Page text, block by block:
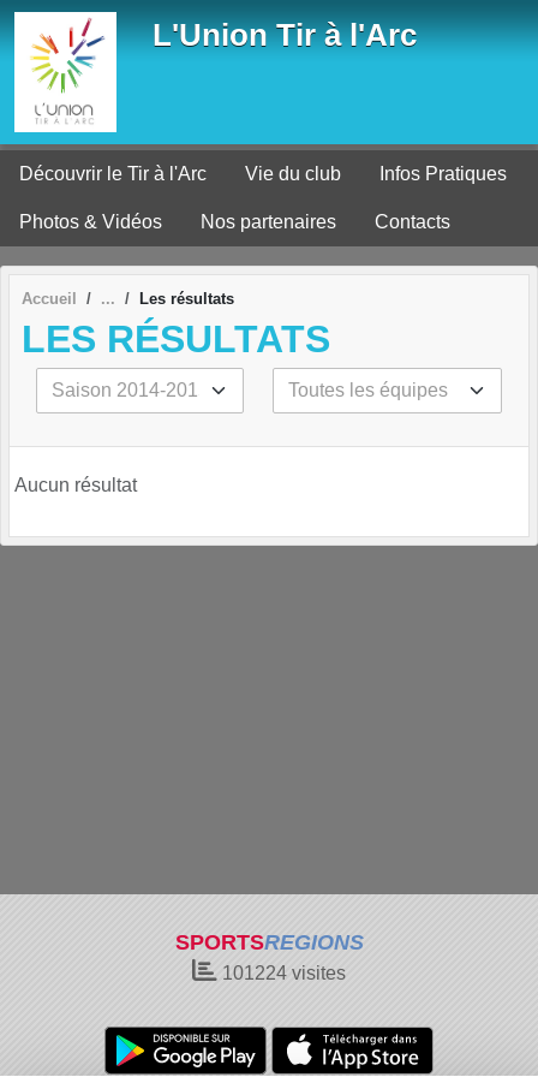
L'Union Tir à l'Arc
Découvrir le Tir à l'Arc Vie du club Infos Pratiques
Photos & Vidéos Nos partenaires Contacts
Accueil Les résultats
LES RÉSULTATS
Aucun résultat
SPORTSREGIONS
101224 visites
Panneau de gestion des cookies